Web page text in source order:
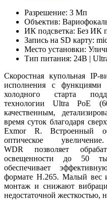
Разрешение: 3 Мп
Объектив:
ИК подсветка: Без ИК
Запись на SD карту:
Место установки:
Тип питания: 24В |
Скоростная купольная IP-
исполнения с функциями
холодного старта
технологии Ultra PoE
качественным,
время суток благодаря
Exmor R. Встроенный
оптическое
WDR позволяет
освещенности до 50
обеспечивает
формате Н.265. Малый вес
монтаж и снижают
недостаточной жесткостью,